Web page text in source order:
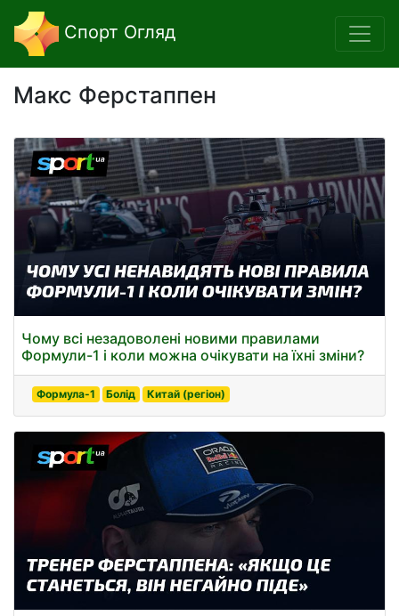
Спорт Огляд
Макс Ферстаппен
Чому всі незадоволені новими правилами
Формули-1 і коли можна очікувати на їхні зміни?
Формула-1 Болід Китай (регіон)